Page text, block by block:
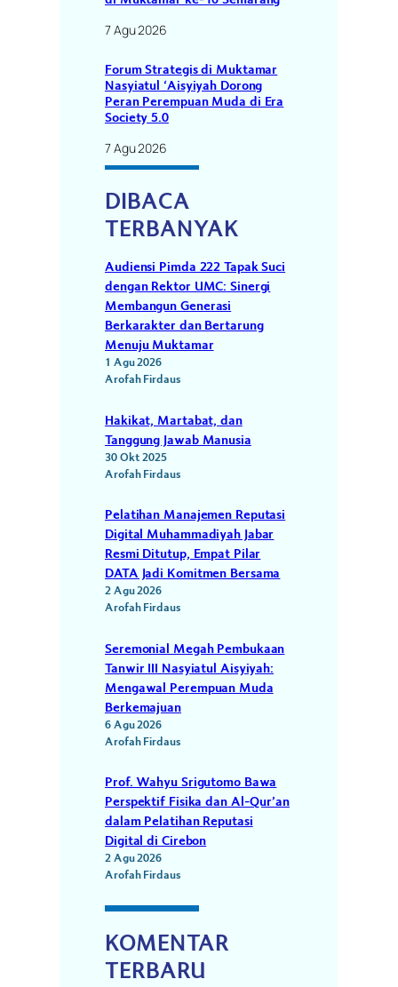
7 Agu 2026
Forum Strategis di Muktamar
Nasyiatul ‘Aisyiyah Dorong
Peran Perempuan Muda di Era
Society 5.0
7 Agu 2026
DIBACA
TERBANYAK
Audiensi Pimda 222 Tapak Suci
dengan Rektor UMC: Sinergi
Membangun Generasi
Berkarakter dan Bertarung
Menuju Muktamar
1 Agu 2026
Arofah Firdaus
Hakikat, Martabat, dan
Tanggung Jawab Manusia
30 Okt 2025
Arofah Firdaus
Pelatihan Manajemen Reputasi
Digital Muhammadiyah Jabar
Resmi Ditutup, Empat Pilar
DATA Jadi Komitmen Bersama
2 Agu 2026
Arofah Firdaus
Seremonial Megah Pembukaan
Tanwir III Nasyiatul Aisyiyah:
Mengawal Perempuan Muda
Berkemajuan
6 Agu 2026
Arofah Firdaus
Prof. Wahyu Srigutomo Bawa
Perspektif Fisika dan Al-Qur’an
dalam Pelatihan Reputasi
Digital di Cirebon
2 Agu 2026
Arofah Firdaus
KOMENTAR
TERBARU